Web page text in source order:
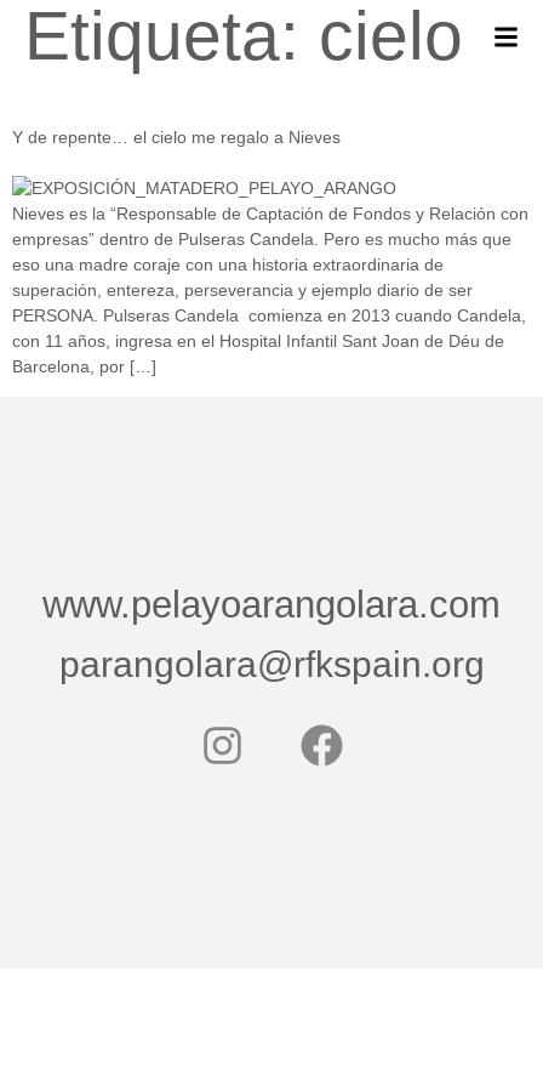
Etiqueta: cielo
Y de repente… el cielo me regalo a Nieves
Nieves es la “Responsable de Captación de Fondos y Relación con
empresas” dentro de Pulseras Candela. Pero es mucho más que
eso una madre coraje con una historia extraordinaria de
superación, entereza, perseverancia y ejemplo diario de ser
PERSONA. Pulseras Candela comienza en 2013 cuando Candela,
con 11 años, ingresa en el Hospital Infantil Sant Joan de Déu de
Barcelona, por […]
www.pelayoarangolara.com
parangolara@rfkspain.org